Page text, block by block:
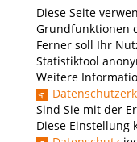
Diese Seite
Grundfunktionen
Ferner soll Ihr
Statistiktool
Weitere
Sind Sie mit der
Diese Einstellung
Elektrotechnik
Gestaltung
Informatik und
Kunststofftechnik
Maschinenbau
THWS Business